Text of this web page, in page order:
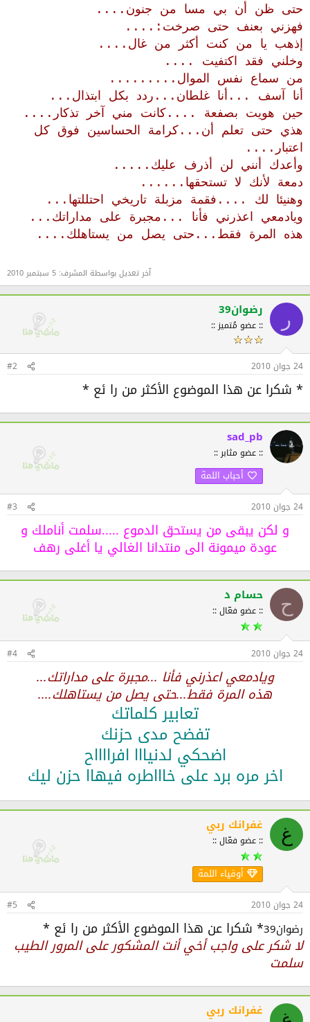
حتى ظن أن بي مسا من جنون....
فهزني بعنف حتى صرخت:....
إذهب يا من كنت أكثر من غال....
وخلني فقد اكتفيت ....
من سماع نفس الموال.........
أنا آسف ...أنا غلطان...ردد بكل ابتذال...
حين هويت بصفعة ....كانت مني آخر تذكار....
هذي حتى تعلم أن...كرامة الحساسين فوق كل
اعتبار....
وأعدك أنني لن أذرف عليك.....
دمعة لأنك لا تستحقها......
وهنيئا لك ....فقمة مزبلة تاريخي احتللتها...
ويادمعي اعذرني فأنا ...مجبرة على مداراتك...
هذه المرة فقط...حتى يصل من يستاهلك....
آخر تعديل بواسطة المشرف: 5 سبتمبر 2010
ر رضوان39
:: عضو مُتميز ::
24 جوان 2010 #2
* شكرا عن هذا الموضوع الأكثر من را ئع *
sad_pb
:: عضو مثابر ::
أحباب اللمة
24 جوان 2010 #3
و لكن يبقى من يستحق الدموع .....سلمت أناملك و
عودة ميمونة الى منتدانا الغالي يا أغلى رهف
ح حسام د
:: عضو فعّال ::
24 جوان 2010 #4
ويادمعي اعذرني فأنا ...مجبرة على مداراتك...
هذه المرة فقط...حتى يصل من يستاهلك....
تعابير كلماتك
تفضح مدى حزنك
اضحكي لدنيااا افرااااح
اخر مره برد على خاااطره فيهاا حزن ليك
غ غفرانك ربي
:: عضو فعّال ::
أوفياء اللمة
24 جوان 2010 #5
رضوان39 * شكرا عن هذا الموضوع الأكثر من را ئع *
لا شكر على واجب أخي أنت المشكور على المرور الطيب
سلمت
غفرانك ربي